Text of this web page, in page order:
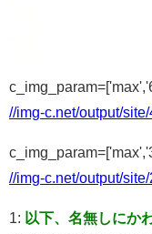
//img-c.net/output/
//img-c.net/output/
1: 以下、名無しにか